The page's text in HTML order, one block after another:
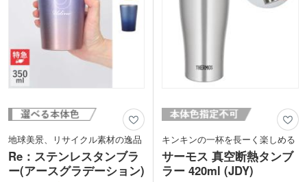
地球美景、リサイクル素材の逸品
Re：ステンレスタンブラ
ー(アースグラデーション)
キンキンの一杯を長ーく楽しめる
サーモス 真空断熱タンブ
ラー 420ml (JDY)